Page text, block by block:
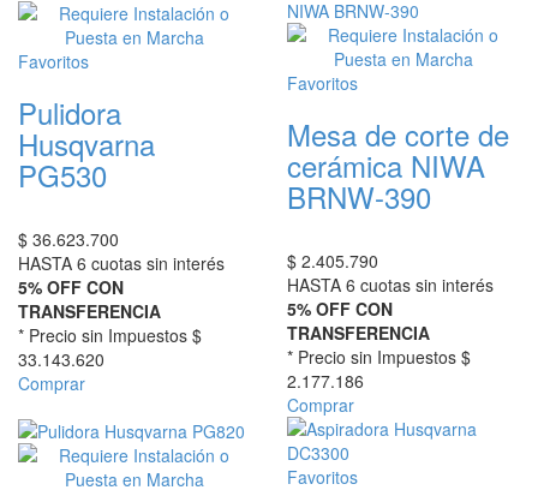
Favoritos
Pulidora
Husqvarna
PG530
$ 36.623.700
HASTA 6 cuotas sin interés
5% OFF CON
TRANSFERENCIA
* Precio sin Impuestos $
33.143.620
Comprar
Favoritos
Mesa de corte de
cerámica NIWA
BRNW-390
$ 2.405.790
HASTA 6 cuotas sin interés
5% OFF CON
TRANSFERENCIA
* Precio sin Impuestos $
2.177.186
Comprar
Favoritos